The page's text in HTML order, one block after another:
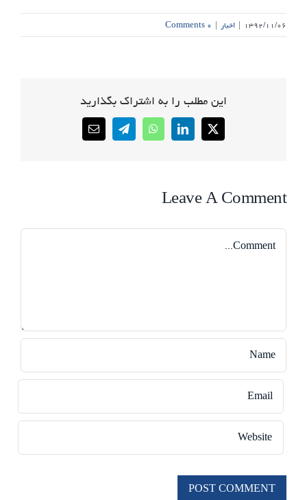
۱۳۹۲/۱۱/۰۶ | اخبار | ۰ Comments
این مطلب را به اشتراک بگذارید
X
LinkedIn
WhatsApp
Telegram
Email
Leave A Comment